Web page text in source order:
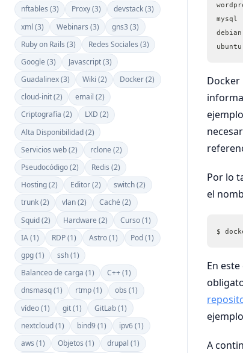
nftables (3)
Proxy (3)
devstack (3)
xml (3)
Webinars (3)
gns3 (3)
Ruby on Rails (3)
Redes Sociales (3)
Google (3)
Javascript (3)
Guadalinex (3)
Wiki (2)
Docker (2)
cloud-init (2)
email (2)
Criptografía (2)
LXD (2)
Alta Disponibilidad (2)
Servicios web (2)
rclone (2)
Pseudocódigo (2)
Redis (2)
Hosting (2)
Editor (2)
switch (2)
trunk (2)
vlan (2)
Caché (2)
Squid (2)
Hardware (2)
Curso (1)
IA (1)
RDP (1) Astro (1)
Pod (1)
gpg (1)
ssh (1)
Balanceo de carga (1)
C++ (1)
dnsmasq (1)
rtmp (1)
obs (1)
vídeo (1)
git (1)
GitLab (1)
nextcloud (1)
bind9 (1)
ipv6 (1)
aws (1)
Objetos (1)
drupal (1)
mysql
debian
Por lo
el
$
En
A